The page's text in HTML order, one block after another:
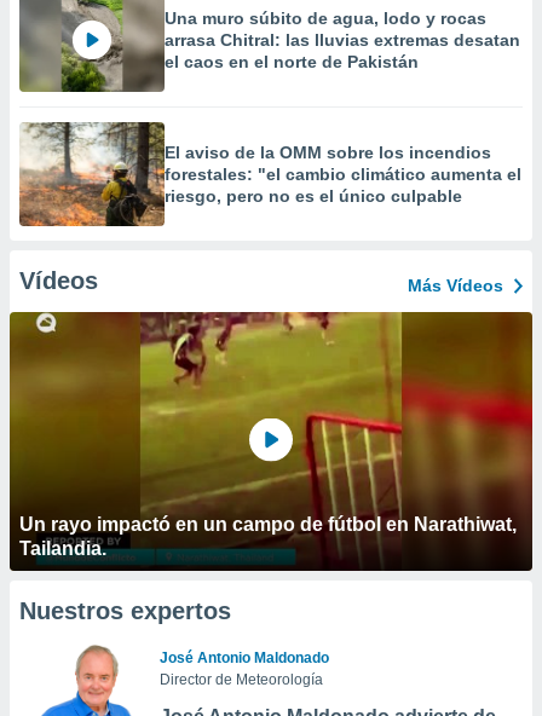
Una muro súbito de agua, lodo y rocas
arrasa Chitral: las lluvias extremas desatan
el caos en el norte de Pakistán
El aviso de la OMM sobre los incendios
forestales: "el cambio climático aumenta el
riesgo, pero no es el único culpable
Vídeos Más Vídeos
Un rayo impactó en un campo de fútbol en Narathiwat,
Tailandia.
Nuestros expertos
José Antonio Maldonado
Director de Meteorología